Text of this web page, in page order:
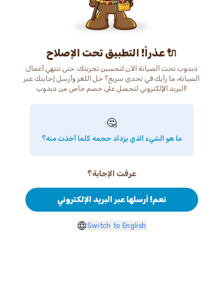
عذراً! التطبيق تحت الإصلاح 🔌
دبدوب تحت الصيانة الآن لتحسين تجربتك. حتى ننتهي أعمال
الصيانة، ما رأيك في تحدي سريع؟ حل اللغز وأرسل إجابتك عبر
البريد الإلكتروني لتحصل على خصم خاص من دبدوب!
🤔
ما هو الشيء الذي يزداد حجمه كلما أخذت منه؟
عرفت الإجابة؟
نعم! أرسلها عبر البريد الإلكتروني
Switch to English